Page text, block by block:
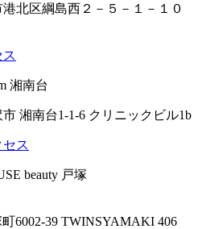
北区綱島西２－５－１－１０
湘南台
湘南台1-1-6 クリニックビル1b
ス
beauty 戸塚
6002-39 TWINSYAMAKI 406